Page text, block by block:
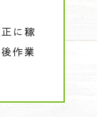
に稼
作業